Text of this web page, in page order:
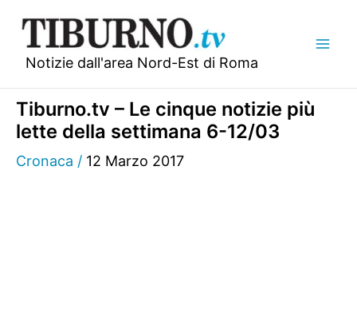
contenuto
Notizie dall'area Nord-Est di Roma
Tiburno.tv – Le cinque notizie più
lette della settimana 6-12/03
Cronaca / 12 Marzo 2017